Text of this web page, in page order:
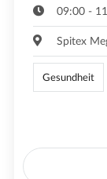
09:00 -
Spitex
Gesundheit